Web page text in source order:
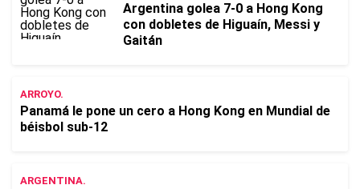
Argentina golea 7-0 a Hong Kong
con dobletes de Higuaín, Messi y
Gaitán
ARROYO.
Panamá le pone un cero a Hong Kong en Mundial de
béisbol sub-12
ARGENTINA.